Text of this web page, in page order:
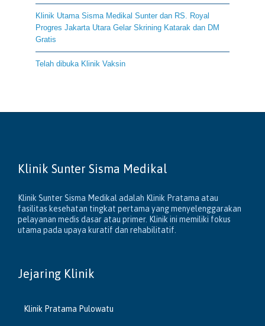
Klinik Utama Sisma Medikal Sunter dan RS. Royal
Progres Jakarta Utara Gelar Skrining Katarak dan DM
Gratis
Telah dibuka Klinik Vaksin
Klinik Sunter Sisma Medikal
Klinik Sunter Sisma Medikal adalah Klinik Pratama atau
fasilitas kesehatan tingkat pertama yang menyelenggarakan
pelayanan medis dasar atau primer. Klinik ini memiliki fokus
utama pada upaya kuratif dan rehabilitatif.
Jejaring Klinik
Klinik Pratama Pulowatu